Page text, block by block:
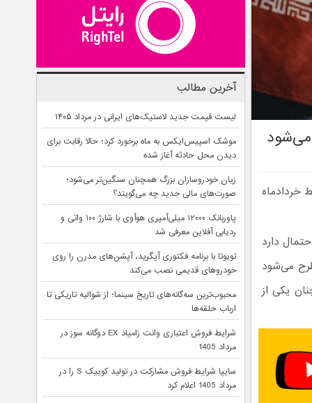
می‌شود
خردادماه
دارد
می‌شود
۷۶ روز گذشته و همچنان یکی از
آخرین مطالب
لیست قیمت جدید لاستیک‌های ایرانی در مرداد ۱۴۰۵
موشک اسپیس‌ایکس به ماه برخورد کرد؛ حالا رقابت برای
دیدن محل حادثه آغاز شده
زیان خودروسازان بزرگ همچنان سنگین‌تر می‌شود؛
صورت‌های مالی جدید چه می‌گویند؟
پاوربانک ۱۲۰۰۰ میلی‌آمپری هوآوی با شارژ ۱۰۰ واتی و
ردیابی آفلاین معرفی شد
تویوتا با برنامه فکتوری آپگرید، آپشن‌های مدرن را روی
خودروهای قدیمی نصب می‌کند
محبوب‌ترین سه‌گانه‌های تاریخ سینما؛ از شوالیه تاریکی تا
ارباب حلقه‌ها
شرایط فروش اعتباری وانت زامیاد EX دوگانه سوز در
مرداد 1405
سایپا شرایط فروش مشارکت در تولید کوییک S را در
مرداد 1405 اعلام کرد